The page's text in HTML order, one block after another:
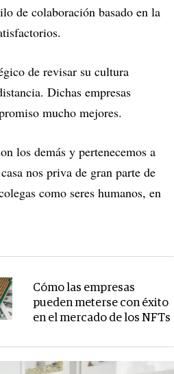
de colaboración basado en la
de revisar su cultura
Dichas empresas
mucho mejores.
los demás y pertenecemos a
nos priva de gran parte de
como seres humanos, en
Cómo las empresas
pueden meterse con éxito
en el mercado de los NFTs